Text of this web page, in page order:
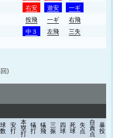
右安 遊安
一ギ
投飛 一ギ
右飛
中３ 左飛
三失
)
球
数
安
打
本
塁
打
犠
打
犠
飛
三
振
四
球
死
球
失
点
自
責
点
暴
投